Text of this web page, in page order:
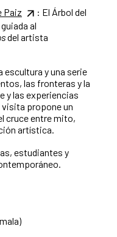
Paiz
: El Árbol del
al
del artista
escultura y una serie
las fronteras y la
y las experiencias
visita propone un
cruce entre mito,
artística.
estudiantes y